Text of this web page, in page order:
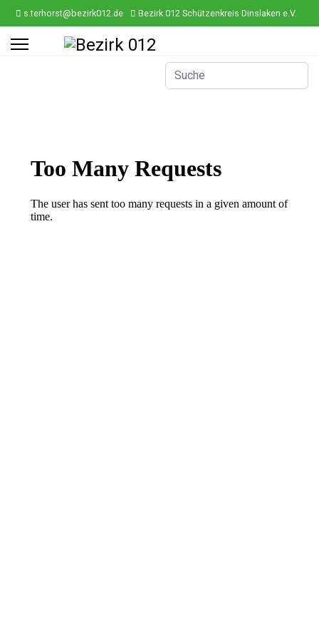
s.terhorst@bezirk012.de Bezirk 012 Schützenkreis Dinslaken e.V.
ef